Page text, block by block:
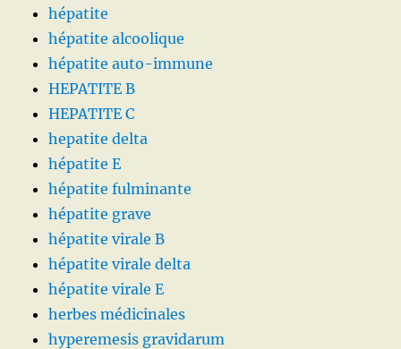
hépatite
hépatite alcoolique
hépatite auto-immune
HEPATITE B
HEPATITE C
hepatite delta
hépatite E
hépatite fulminante
hépatite grave
hépatite virale B
hépatite virale delta
hépatite virale E
herbes médicinales
hyperemesis gravidarum